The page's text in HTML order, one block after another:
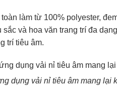
làm từ 100% polyester,
và hoa văn trang trí đa
trí tiêu âm.
dụng vải nỉ tiêu âm mang lại